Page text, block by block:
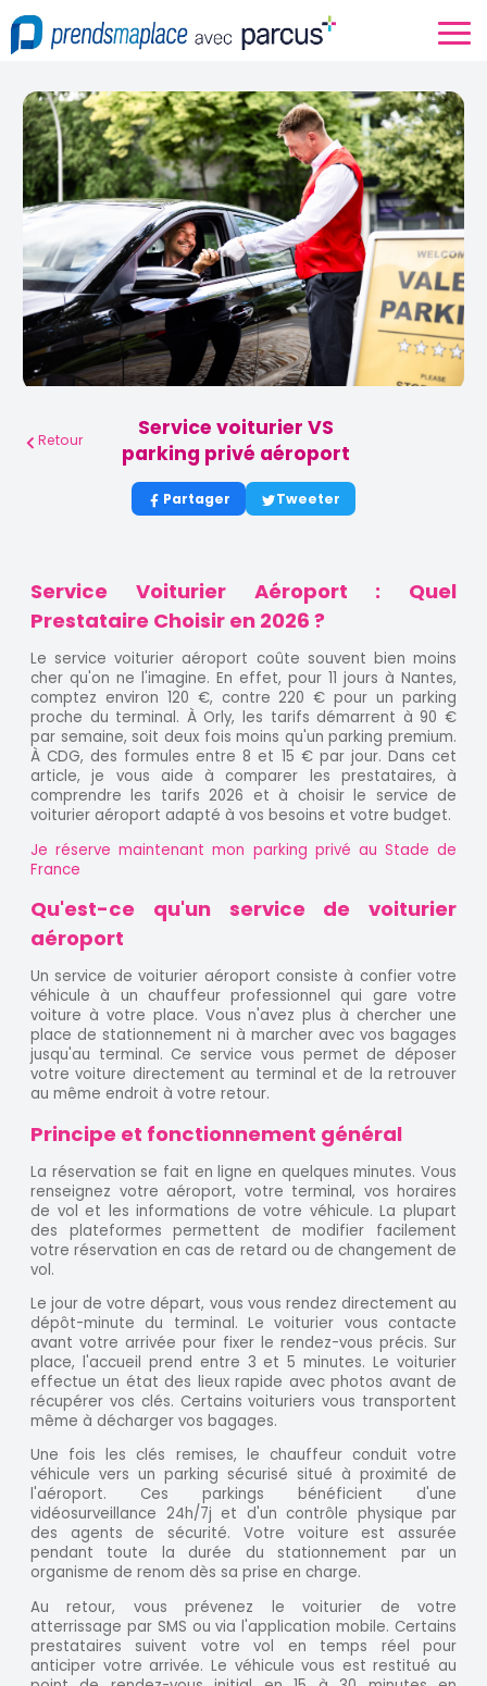
Retour
Service voiturier VS
parking privé aéroport
Partager Tweeter
Service Voiturier Aéroport : Quel
Prestataire Choisir en 2026 ?
Le service voiturier aéroport coûte souvent bien moins
cher qu'on ne l'imagine. En effet, pour 11 jours à Nantes,
comptez environ 120 €, contre 220 € pour un parking
proche du terminal. À Orly, les tarifs démarrent à 90 €
par semaine, soit deux fois moins qu'un parking premium.
À CDG, des formules entre 8 et 15 € par jour. Dans cet
article, je vous aide à comparer les prestataires, à
comprendre les tarifs 2026 et à choisir le service de
voiturier aéroport adapté à vos besoins et votre budget.
Je réserve maintenant mon parking privé au Stade de
France
Qu'est-ce qu'un service de voiturier
aéroport
Un service de voiturier aéroport consiste à confier votre
véhicule à un chauffeur professionnel qui gare votre
voiture à votre place. Vous n'avez plus à chercher une
place de stationnement ni à marcher avec vos bagages
jusqu'au terminal. Ce service vous permet de déposer
votre voiture directement au terminal et de la retrouver
au même endroit à votre retour.
Principe et fonctionnement général
La réservation se fait en ligne en quelques minutes. Vous
renseignez votre aéroport, votre terminal, vos horaires
de vol et les informations de votre véhicule. La plupart
des plateformes permettent de modifier facilement
votre réservation en cas de retard ou de changement de
vol.
Le jour de votre départ, vous vous rendez directement au
dépôt-minute du terminal. Le voiturier vous contacte
avant votre arrivée pour fixer le rendez-vous précis. Sur
place, l'accueil prend entre 3 et 5 minutes. Le voiturier
effectue un état des lieux rapide avec photos avant de
récupérer vos clés. Certains voituriers vous transportent
même à décharger vos bagages.
Une fois les clés remises, le chauffeur conduit votre
véhicule vers un parking sécurisé situé à proximité de
l'aéroport. Ces parkings bénéficient d'une
vidéosurveillance 24h/7j et d'un contrôle physique par
des agents de sécurité. Votre voiture est assurée
pendant toute la durée du stationnement par un
organisme de renom dès sa prise en charge.
Au retour, vous prévenez le voiturier de votre
atterrissage par SMS ou via l'application mobile. Certains
prestataires suivent votre vol en temps réel pour
anticiper votre arrivée. Le véhicule vous est restitué au